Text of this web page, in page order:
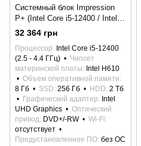
Системный блок Impression
P+ (Intel Core i5-12400 / Intel
H610 / DDR4 8Gb 3200 / SSD
256Gb / HDD 2Tb / DVD+-RW /
400W)
32 364 грн
Процессор Intel Core i5-12400
(2.5 - 4.4 ГГц)
Чипсет
материнской платы Intel H610
Объем оперативной памяти
8 Гб
SSD 256 Гб HDD 2 Тб
Графический адаптер Intel
UHD Graphics
Оптический
привод DVD+/-RW
Wi-Fi
отсутствует
Предустановленное ПО без ОС